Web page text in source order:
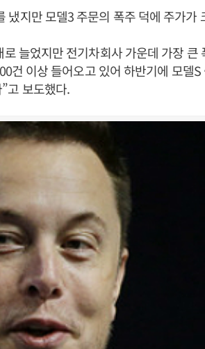
냈지만 모델3 주문의 폭주 덕에 주가가
늘었지만 전기차회사 가운데 가장 큰
건 이상 들어오고 있어 하반기에 모델S
고 보도했다.